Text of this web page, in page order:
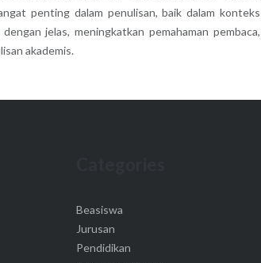
penting dalam penulisan, baik dalam konteks
jelas, meningkatkan pemahaman pembaca,
akademis.
Beasiswa
Jurusan
Pendidikan